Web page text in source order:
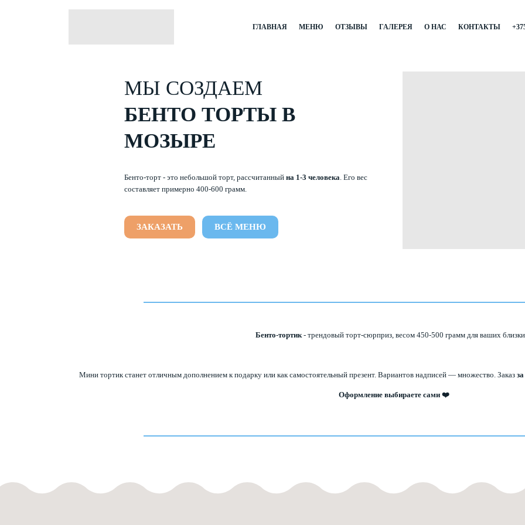
ГЛАВНАЯ МЕНЮ ОТЗЫВЫ ГАЛЕРЕЯ О НАС КОНТАКТЫ
МЫ СОЗДАЕМ
БЕНТО ТОРТЫ В
МОЗЫРЕ
Бенто-торт - это небольшой торт, рассчитанный на 1-3 человека. Его вес
составляет примерно 400-600 грамм.
ЗАКАЗАТЬ ВСЁ МЕНЮ
Бенто-тортик- трендовый торт-сюрприз, весом 450-500 грамм для ваших
Мини тортик станет отличным дополнением к подарку или как самостоятельный презент. Вариантов надписей — множество. Заказ
Оформление выбираете сами ❤️